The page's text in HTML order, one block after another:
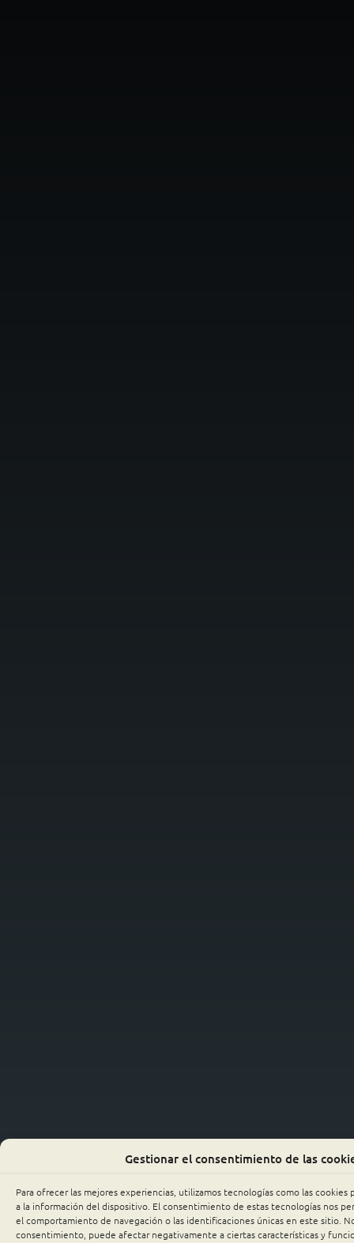
Gestionar el consentimiento de las
Para ofrecer las mejores experiencias, utilizamos tecnologías como las cookies
a la información del dispositivo. El consentimiento de estas tecnologías nos
el comportamiento de navegación o las identificaciones únicas en este sitio.
consentimiento, puede afectar negativamente a ciertas características y